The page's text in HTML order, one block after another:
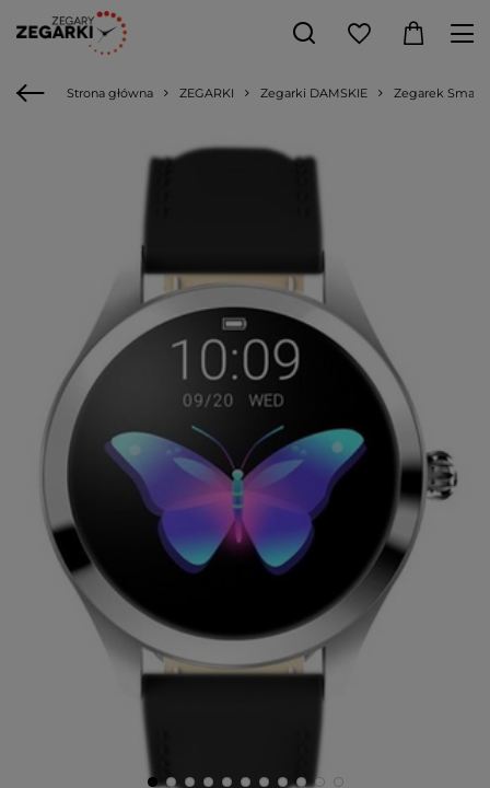
Strona główna ZEGARKI Zegarki DAMSKIE Zegarek